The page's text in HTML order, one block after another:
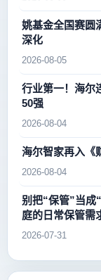
姚基金全国赛圆
深化
2026-08-05
行业第一！海尔
50强
2026-08-04
海尔智家再入《
2026-08-04
别把“保管”当成
庭的日常保管需
2026-07-31